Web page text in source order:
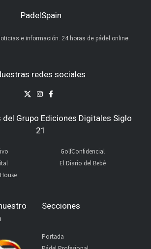
PadelSpain
e información. 24 horas de pádel online.
redes sociales
Grupo Ediciones Digitales Siglo
21
GolfConfidencial
El Diario del Bebé
Secciones
Portada